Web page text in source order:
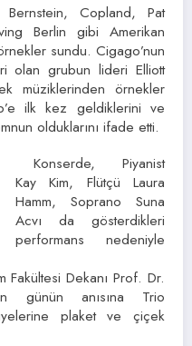
Copland, Pat
Berlin gibi Amerikan
sundu. Cigago’nun
olan grubun lideri Elliott
müziklerinden örnekler
ilk kez geldiklerini ve
olduklarını ifade etti.
Konserde, Piyanist
Kay Kim, Flütçü Laura
Hamm, Soprano Suna
Acvı da gösterdikleri
performans nedeniyle
Fakültesi Dekanı Prof. Dr.
günün anısına Trio
plaket ve çiçek